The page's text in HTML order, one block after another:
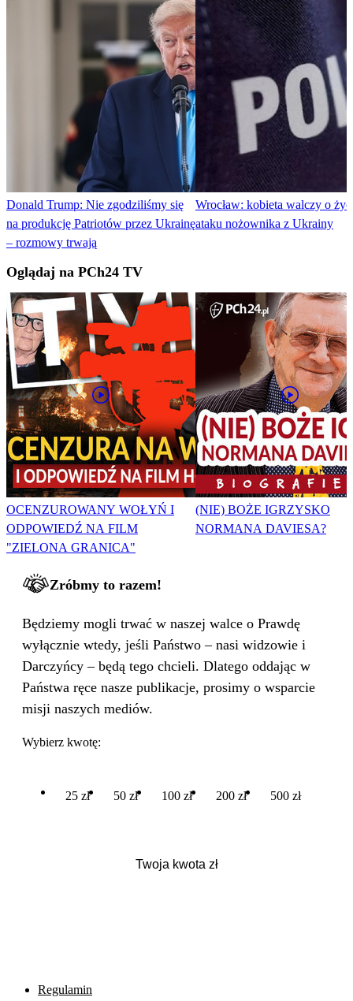
Donald Trump: Nie zgodziliśmy się
na produkcję Patriotów przez Ukrainę
– rozmowy trwają
Wrocław: kobieta walczy o
ataku nożownika z Ukrainy
Oglądaj na PCh24 TV
OCENZUROWANY WOŁYŃ I
ODPOWIEDŹ NA FILM
"ZIELONA GRANICA"
(NIE) BOŻE IGRZYSKO
NORMANA DAVIESA?
Zróbmy to razem!
Będziemy mogli trwać w naszej walce o Prawdę
wyłącznie wtedy, jeśli Państwo – nasi widzowie i
Darczyńcy – będą tego chcieli. Dlatego oddając w
Państwa ręce nasze publikacje, prosimy o wsparcie
misji naszych mediów.
Wybierz kwotę:
25 zł 50 zł 100 zł 200 zł 500 zł
Regulamin